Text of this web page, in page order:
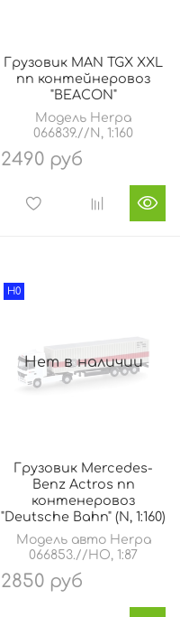
Грузовик MAN TGX XXL
пп контейнеровоз
"BEACON"
Модель Herpa
066839.//N, 1:160
2490 руб
Нет в наличии
H0
Грузовик Mercedes-
Benz Actros пп
контенеровоз
"Deutsche Bahn" (N, 1:160)
Модель авто Herpa
066853.//HO, 1:87
2850 руб